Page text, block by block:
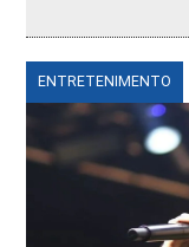
ENTRETENIMENTO